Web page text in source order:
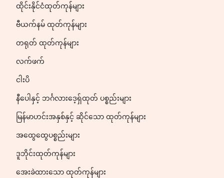
ထိုင်းနိုင်ငံထုတ်ကုန်များ
ဗီယက်နမ် ထုတ်ကုန်များ
တရုတ် ထုတ်ကုန်များ
လက်ဖက်
ငါးပိ
နီပေါနှင့် ဘင်္ဂလားဒေ့ရှ်ထုတ် ပစ္စည်းများ
မြန်မာဟင်းအနှစ်နှင့် ဆိုင်သော ထုတ်ကုန်များ
အထွေထွေပစ္စည်းများ
ဒူဘိုင်းထုတ်ကုန်များ
အေးခဲထားသော ထုတ်ကုန်များ